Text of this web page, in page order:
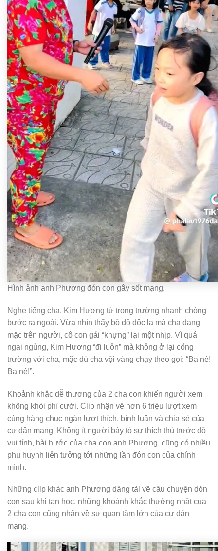
Hình ảnh anh Phương đón con gây sốt mạng.
Nghe tiếng cha, Kim Hương từ trong trường nhanh chóng
bước ra ngoài. Vừa nhìn thấy bộ đồ độc lạ mà cha đang
mặc trên người, cô con gái “khựng” lại một nhịp. Vì quá
ngại ngùng, Kim Hương “đi luôn” mà không ở lại cổng
trường với cha, mặc dù cha vội vàng chạy theo gọi: “Ba nè!
Ba nè!”.
Khoảnh khắc dễ thương của 2 cha con khiến người xem
không khỏi phì cười. Clip nhận về hơn 6 triệu lượt xem
cùng hàng chục ngàn lượt thích, bình luận và chia sẻ của
cư dân mạng. Không ít người bày tỏ sự thích thú trước độ
vui tính, hài hước của cha con anh Phương, cũng có nhiều
phụ huynh liên tưởng tới những lần đón con của chính
mình.
Những clip khác anh Phương đăng tải về câu chuyện đón
con sau khi tan học, những khoảnh khắc thường nhật của
2 cha con cũng nhận về sự quan tâm lớn của cư dân
mạng.